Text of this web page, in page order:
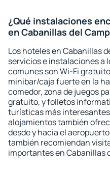
¿Qué instalaciones
en Cabanillas del
Los hoteles en Cabanillas
servicios e instalaciones a
comunes son Wi-Fi
minibar/caja fuerte en la
comedor, zona de juegos
gratuito, y folletos
turísticas más
alojamientos también
desde y hacia el
también recomiendan
importantes en Cabanillas